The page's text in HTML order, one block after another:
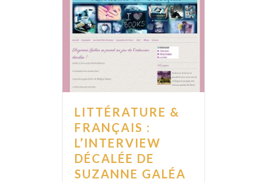
LITTÉRATURE &
FRANÇAIS :
L’INTERVIEW
DÉCALÉE DE
SUZANNE GALÉA